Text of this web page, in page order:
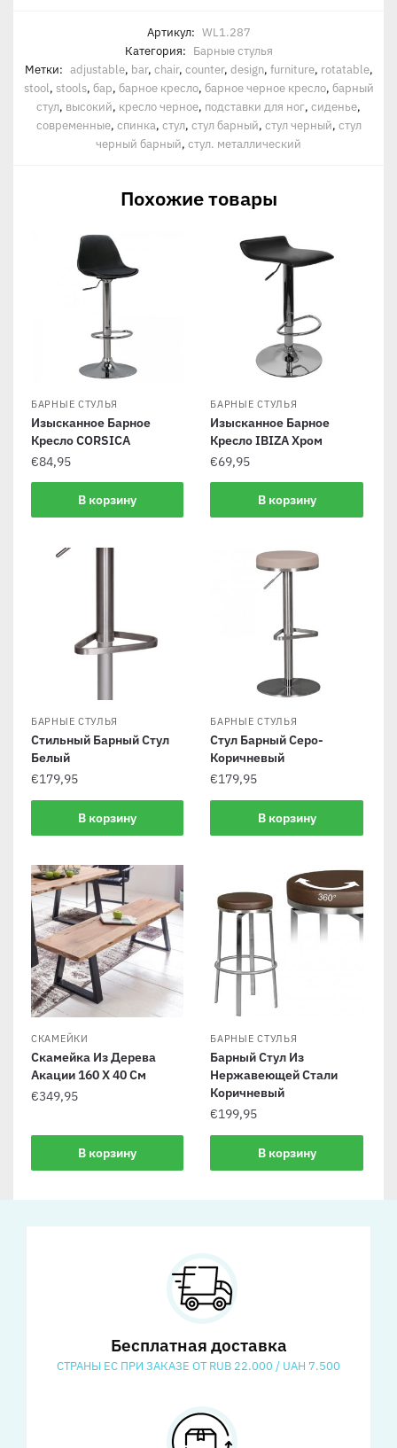
Артикул: WL1.287
Категория: Барные стулья
Метки: adjustable, bar, chair, counter, design, furniture, rotatable,
stool, stools, бар, барное кресло, барное черное кресло, барный
стул, высокий, кресло черное, подставки для ног, сиденье,
современные, спинка, стул, стул барный, стул черный, стул
черный барный, стул. металлический
Похожие товары
БАРНЫЕ СТУЛЬЯ
Изысканное Барное
Кресло CORSICA
€84,95
В корзину
БАРНЫЕ СТУЛЬЯ
Изысканное Барное
Кресло IBIZA Хром
€69,95
В корзину
БАРНЫЕ СТУЛЬЯ
Стильный Барный Стул
Белый
€179,95
В корзину
БАРНЫЕ СТУЛЬЯ
Стул Барный Серо-
Коричневый
€179,95
В корзину
СКАМЕЙКИ
Скамейка Из Дерева
Акации 160 X 40 См
€349,95
В корзину
БАРНЫЕ СТУЛЬЯ
Барный Стул Из
Нержавеющей Стали
Коричневый
€199,95
В корзину
Бесплатная доставка
СТРАНЫ ЕС ПРИ ЗАКАЗЕ ОТ RUB 22.000 / UAH 7.500